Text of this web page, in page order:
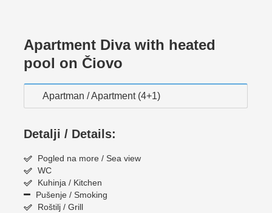
Apartment Diva with heated
pool on Čiovo
Apartman / Apartment (4+1)
Detalji / Details:
Pogled na more / Sea view
WC
Kuhinja / Kitchen
Pušenje / Smoking
Roštilj / Grill